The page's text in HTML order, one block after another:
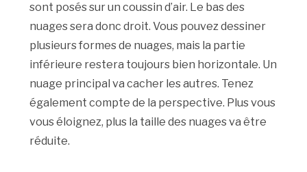
sont posés sur un coussin d’air. Le bas des
nuages sera donc droit. Vous pouvez dessiner
plusieurs formes de nuages, mais la partie
inférieure restera toujours bien horizontale. Un
nuage principal va cacher les autres. Tenez
également compte de la perspective. Plus vous
vous éloignez, plus la taille des nuages va être
réduite.